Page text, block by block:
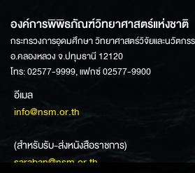
องค์การพิพิธภัณฑ์วิทยาศาสตร์แห่งชาติ
กระทรวงการอุดมศึกษา วิทยาศาสตร์วิจัยและนวัตก
อ.คลองหลวง จ.ปทุมธานี 12120
โทร: 02577-9999, แฟกซ์ 02577-9900
อีเมล
info@nsm.or.th
(สำหรับรับ-ส่งหนังสือราชการ)
saraban@nsm.or.th